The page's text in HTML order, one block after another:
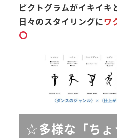
ピクトグラムがイキイキ
日々のスタイリングにワ
☆多様な「ちょ